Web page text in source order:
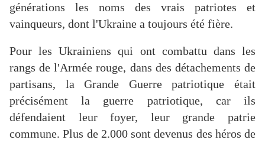
générations les noms des vrais patriotes et
vainqueurs, dont l'Ukraine a toujours été fière.
Pour les Ukrainiens qui ont combattu dans les
rangs de l'Armée rouge, dans des détachements de
partisans, la Grande Guerre patriotique était
précisément la guerre patriotique, car ils
défendaient leur foyer, leur grande patrie
commune. Plus de 2.000 sont devenus des héros de